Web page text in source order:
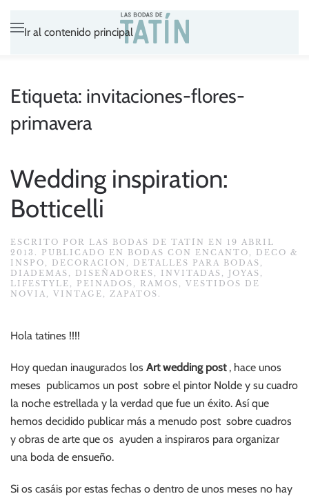
Ir al contenido principal
Etiqueta: invitaciones-flores-
primavera
Wedding inspiration:
Botticelli
ESCRITO POR LAS BODAS DE TATÍN EN 19 ABRIL
2013 . PUBLICADO EN BODAS CON ENCANTO , DECO &
INSPO , DECORACIÓN , DETALLES PARA BODAS ,
DIADEMAS , DISEÑADORES , INVITADAS , JOYAS ,
LIFESTYLE , PEINADOS , RAMOS , VESTIDOS DE
NOVIA , VINTAGE , ZAPATOS .
Hola tatines !!!!
Hoy quedan inaugurados los Art wedding post, hace unos
meses publicamos un post sobre el pintor Nolde y su cuadro
la noche estrellada y la verdad que fue un éxito. Así que
hemos decidido publicar más a menudo post sobre cuadros
y obras de arte que os ayuden a inspiraros para organizar
una boda de ensueño.
Si os casáis por estas fechas o dentro de unos meses no hay